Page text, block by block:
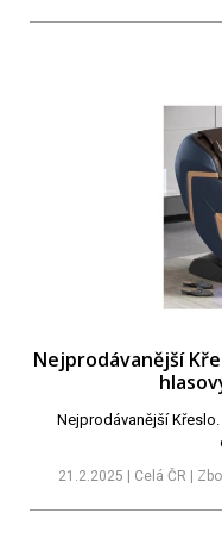
Nejprodávanější
Nejprodávanější
21.2.2025 | Celá ČR |